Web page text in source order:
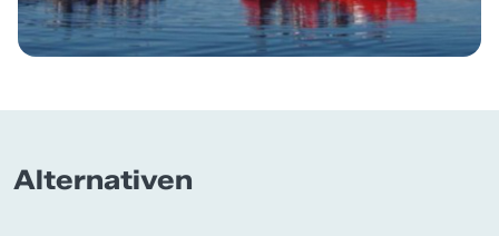
Alternativen